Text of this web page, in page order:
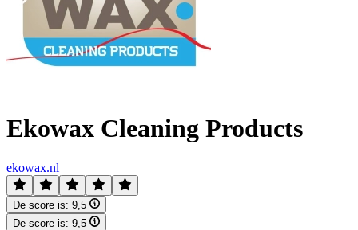
Ekowax Cleaning Products
ekowax.nl
De score is: 9,5
De score is: 9,5